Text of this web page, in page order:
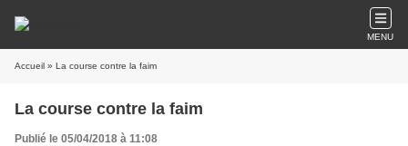
MENU
Accueil » La course contre la faim
La course contre la faim
Publié le 05/04/2018 à 11:08